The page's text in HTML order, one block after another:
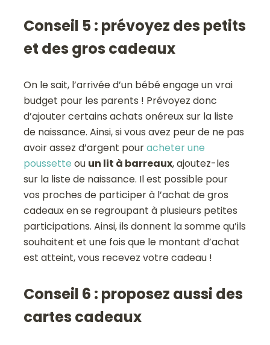
Conseil 5 : prévoyez des petits
et des gros cadeaux
On le sait, l’arrivée d’un bébé engage un vrai
budget pour les parents ! Prévoyez donc
d’ajouter certains achats onéreux sur la liste
de naissance. Ainsi, si vous avez peur de ne pas
avoir assez d’argent pouracheter une
poussette ou un lit à barreaux, ajoutez-les
sur la liste de naissance. Il est possible pour
vos proches de participer à l’achat de gros
cadeaux en se regroupant à plusieurs petites
participations. Ainsi, ils donnent la somme qu’ils
souhaitent et une fois que le montant d’achat
est atteint, vous recevez votre cadeau !
Conseil 6 : proposez aussi des
cartes cadeaux